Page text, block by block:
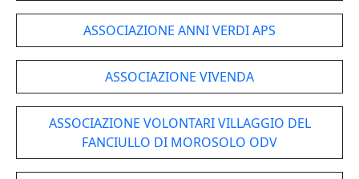
ASSOCIAZIONE ANNI VERDI APS
ASSOCIAZIONE VIVENDA
ASSOCIAZIONE VOLONTARI VILLAGGIO DEL
FANCIULLO DI MOROSOLO ODV